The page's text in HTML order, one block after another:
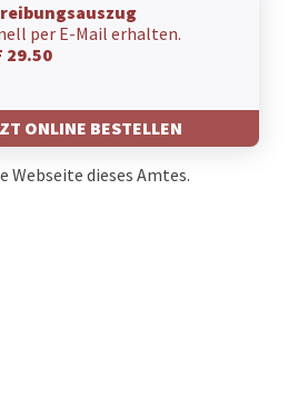
per E-Mail erhalten.
29.50
ONLINE BESTELLEN
Webseite dieses Amtes.